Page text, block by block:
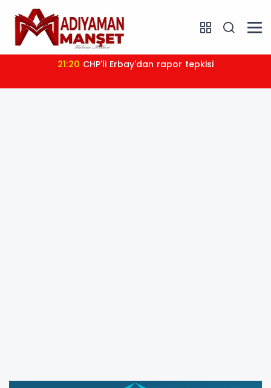
21:20 CHP'li Erbay'dan rapor tepkisi